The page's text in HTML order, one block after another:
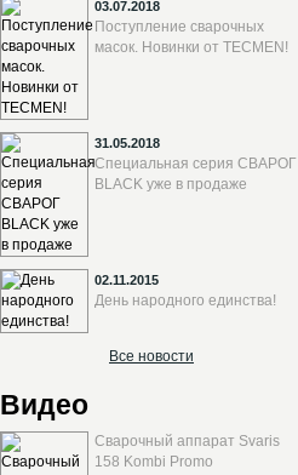
03.07.2018
Поступление сварочных
масок. Новинки от TECMEN!
31.05.2018
Специальная серия СВАРОГ
BLACK уже в продаже
02.11.2015
День народного единства!
Все новости
Видео
Сварочный аппарат Svaris
158 Kombi Promo